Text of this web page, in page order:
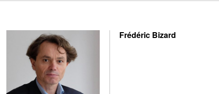
Frédéric Bizard